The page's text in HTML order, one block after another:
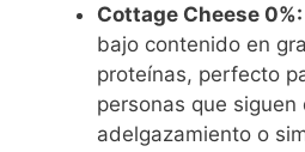
Cottage Cheese 0%:
bajo contenido en
proteínas, perfecto
personas que siguen
adelgazamiento o